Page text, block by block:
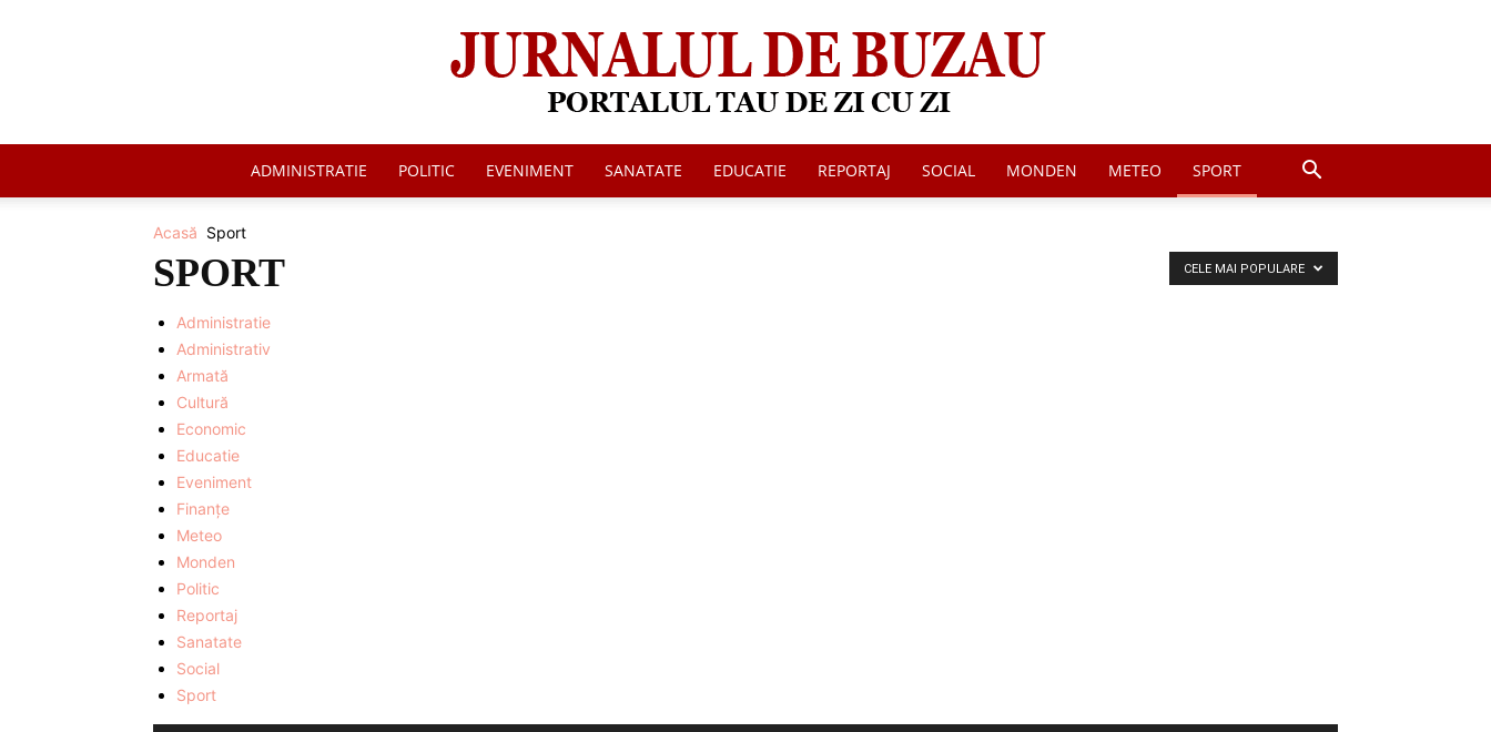
ADMINISTRATIE POLITIC EVENIMENT SANATATE EDUCATIE REPORTAJ SOCIAL MONDEN METEO SPORT
Acasă Sport
SPORT
Administratie
Administrativ
Armată
Cultură
Economic
Educatie
Eveniment
Finanţe
Meteo
Monden
Politic
Reportaj
Sanatate
Social
Sport
CELE MAI POPULARE